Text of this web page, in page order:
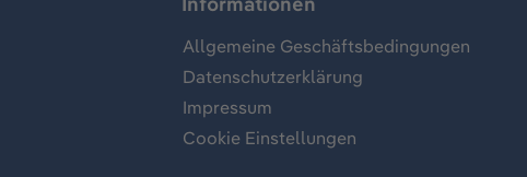
Allgemeine Geschäftsbedingungen
Datenschutzerklärung
Impressum
Cookie Einstellungen